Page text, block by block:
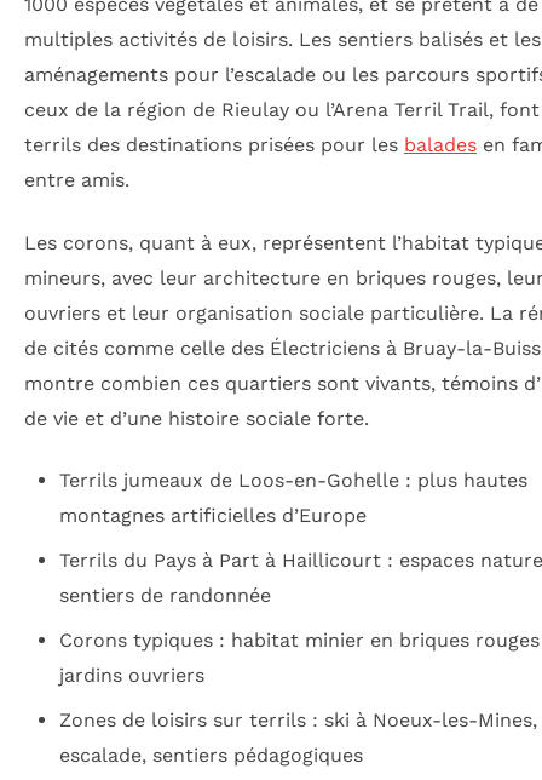
1000 espèces végétales et animales, et se prêtent à de
multiples activités de loisirs. Les sentiers balisés et les
aménagements pour l’escalade ou les parcours
ceux de la région de Rieulay ou l’Arena Terril Trail,
terrils des destinations prisées pour les balades en
entre amis.
Les corons, quant à eux, représentent l’habitat
mineurs, avec leur architecture en briques rouges,
ouvriers et leur organisation sociale particulière. La
de cités comme celle des Électriciens à Bruay-la-
montre combien ces quartiers sont vivants, témoins
de vie et d’une histoire sociale forte.
Terrils jumeaux de Loos-en-Gohelle : plus hautes
montagnes artificielles d’Europe
Terrils du Pays à Part à Haillicourt : espaces
sentiers de randonnée
Corons typiques : habitat minier en briques rouges
jardins ouvriers
Zones de loisirs sur terrils : ski à Noeux-les-Mines,
escalade, sentiers pédagogiques